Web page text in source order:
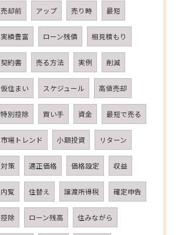
売却前 アップ 売り時 最短
実績豊富 ローン残債 相見積もり
契約書 売る方法 実例 削減
仮住まい スケジュール 高値売却
特別控除 買い手 資金 最短で売る
市場トレンド 小額投資 リターン
対策 適正価格 価格設定 収益
内覧 住替え 譲渡所得税 確定申告
控除 ローン残高 住みながら